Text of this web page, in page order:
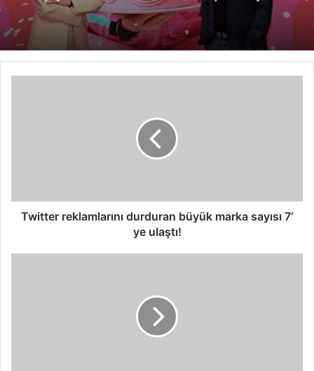
Twitter reklamlarını durduran büyük marka sayısı 7’
ye ulaştı!